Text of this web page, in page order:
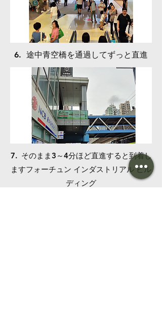
6. ​ 途中青空橋を通過してずっと直進
7. ​ そのまま3～4分ほど直進すると到着し
ますフォーチュン インダストリアル ビル
ディング